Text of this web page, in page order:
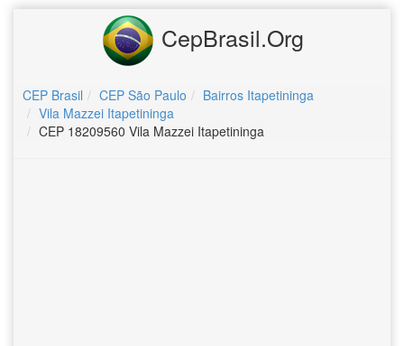
CepBrasil.Org
CEP Brasil CEP São Paulo
Bairros Itapetininga
Vila Mazzei Itapetininga
CEP 18209560 Vila Mazzei Itapetininga